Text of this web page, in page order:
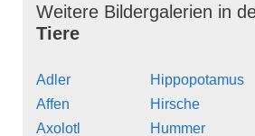
Weitere Bildergalerien in
Tiere
Adler
Affen
Axolotl
Hippopotamus
Hirsche
Hummer